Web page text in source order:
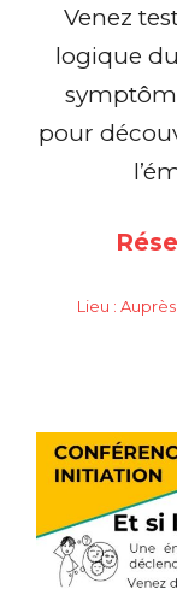
Venez
logique
pour
Lieu :